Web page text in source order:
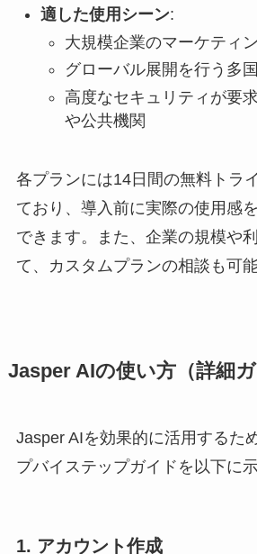
適した使用シーン:
大規模企業のマーケティ
グローバル展開を行う多
高度なセキュリティが要
や公共機関
各プランには14日間の無料トラ
ており、導入前に実際の使用感
できます。また、企業の規模や
て、カスタムプランの相談も可能
Jasper AIの使い方（詳細ガ
Jasper AIを効果的に活用するた
プバイステップガイドを以下に示
1. アカウント作成